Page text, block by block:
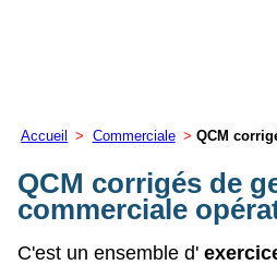
Accueil > Commerciale > QCM
QCM corrigés de
commerciale
C'est un ensemble d'